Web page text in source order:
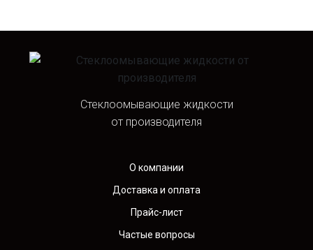
Стеклоомывающие жидкости
от производителя
О компании
Доставка и оплата
Прайс-лист
Частые вопросы